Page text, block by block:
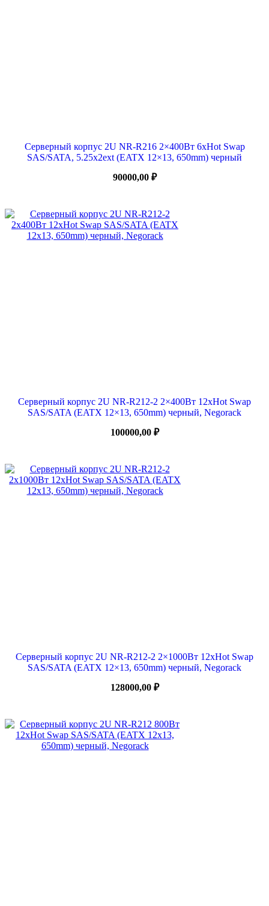
Серверный корпус 2U NR-R216 2×400Вт 6xHot Swap
SAS/SATA, 5.25x2ext (EATX 12×13, 650mm) черный
90000,00 ₽
Серверный корпус 2U NR-R212-2 2×400Вт 12xHot Swap
SAS/SATA (EATX 12×13, 650mm) черный, Negorack
100000,00 ₽
Серверный корпус 2U NR-R212-2 2×1000Вт 12xHot Swap
SAS/SATA (EATX 12×13, 650mm) черный, Negorack
128000,00 ₽